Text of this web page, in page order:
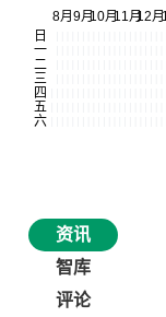
资讯
智库
评论